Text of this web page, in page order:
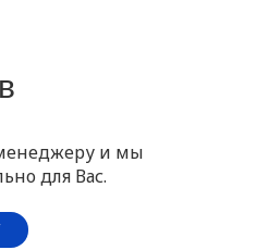
и мы
для Вас.